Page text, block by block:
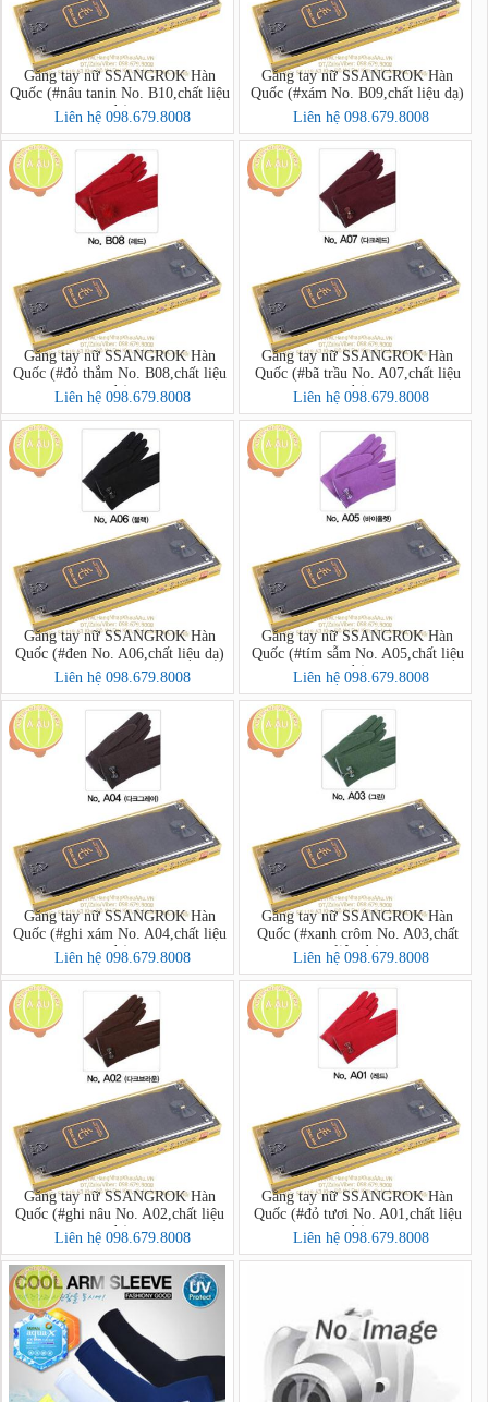
Găng tay nữ SSANGROK Hàn
Quốc (#nâu tanin No. B10,chất liệu
dạ)
Liên hệ 098.679.8008
Găng tay nữ SSANGROK Hàn
Quốc (#xám No. B09,chất liệu dạ)
Liên hệ 098.679.8008
Găng tay nữ SSANGROK Hàn
Quốc (#đỏ thắm No. B08,chất liệu
dạ)
Liên hệ 098.679.8008
Găng tay nữ SSANGROK Hàn
Quốc (#bã trầu No. A07,chất liệu
dạ)
Liên hệ 098.679.8008
Găng tay nữ SSANGROK Hàn
Quốc (#đen No. A06,chất liệu dạ)
Liên hệ 098.679.8008
Găng tay nữ SSANGROK Hàn
Quốc (#tím sẫm No. A05,chất liệu
dạ)
Liên hệ 098.679.8008
Găng tay nữ SSANGROK Hàn
Quốc (#ghi xám No. A04,chất liệu
dạ)
Liên hệ 098.679.8008
Găng tay nữ SSANGROK Hàn
Quốc (#xanh crôm No. A03,chất
liệu dạ)
Liên hệ 098.679.8008
Găng tay nữ SSANGROK Hàn
Quốc (#ghi nâu No. A02,chất liệu
dạ)
Liên hệ 098.679.8008
Găng tay nữ SSANGROK Hàn
Quốc (#đỏ tươi No. A01,chất liệu
dạ)
Liên hệ 098.679.8008